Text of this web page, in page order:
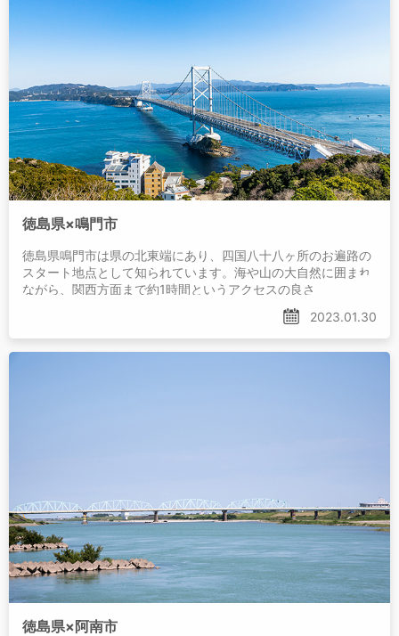
徳島県×鳴門市
徳島県鳴門市は県の北東端にあり、四国八十八ヶ所のお遍路の
スタート地点として知られています。海や山の大自然に囲まれ
ながら、関西方面まで約1時間というアクセスの良さ
2023.01.30
徳島県×阿南市